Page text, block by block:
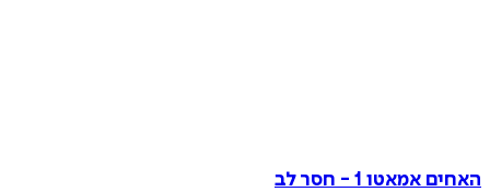
האחים אמאטו 1 - חסר לב